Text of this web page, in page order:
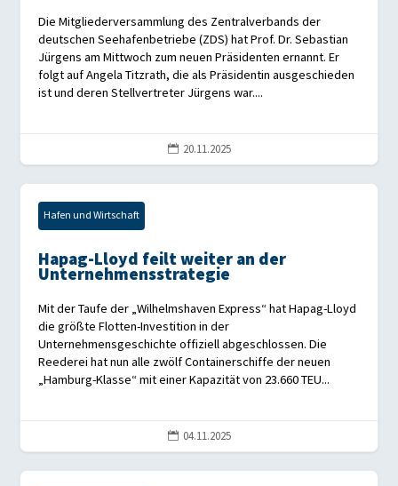
Die Mitgliederversammlung des Zentralverbands der
deutschen Seehafenbetriebe (ZDS) hat Prof. Dr. Sebastian
Jürgens am Mittwoch zum neuen Präsidenten ernannt. Er
folgt auf Angela Titzrath, die als Präsidentin ausgeschieden
ist und deren Stellvertreter Jürgens war....
 20.11.2025
Hafen und Wirtschaft
Hapag-Lloyd feilt weiter an der
Unternehmensstrategie
Mit der Taufe der „Wilhelmshaven Express“ hat Hapag-Lloyd
die größte Flotten-Investition in der
Unternehmensgeschichte offiziell abgeschlossen. Die
Reederei hat nun alle zwölf Containerschiffe der neuen
„Hamburg-Klasse“ mit einer Kapazität von 23.660 TEU...
 04.11.2025